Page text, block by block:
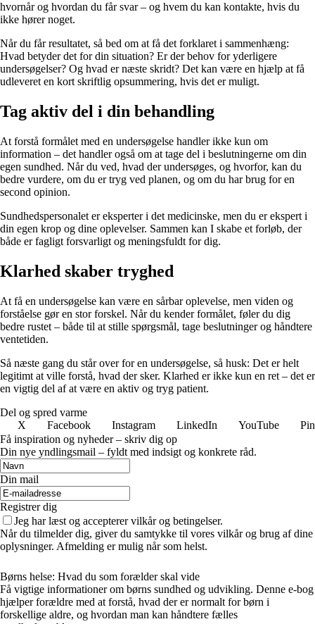
hvornår og hvordan du får svar – og hvem du kan kontakte, hvis du
ikke hører noget.
Når du får resultatet, så bed om at få det forklaret i sammenhæng:
Hvad betyder det for din situation? Er der behov for yderligere
undersøgelser? Og hvad er næste skridt? Det kan være en hjælp at få
udleveret en kort skriftlig opsummering, hvis det er muligt.
Tag aktiv del i din behandling
At forstå formålet med en undersøgelse handler ikke kun om
information – det handler også om at tage del i beslutningerne om din
egen sundhed. Når du ved, hvad der undersøges, og hvorfor, kan du
bedre vurdere, om du er tryg ved planen, og om du har brug for en
second opinion.
Sundhedspersonalet er eksperter i det medicinske, men du er ekspert i
din egen krop og dine oplevelser. Sammen kan I skabe et forløb, der
både er fagligt forsvarligt og meningsfuldt for dig.
Klarhed skaber tryghed
At få en undersøgelse kan være en sårbar oplevelse, men viden og
forståelse gør en stor forskel. Når du kender formålet, føler du dig
bedre rustet – både til at stille spørgsmål, tage beslutninger og håndtere
ventetiden.
Så næste gang du står over for en undersøgelse, så husk: Det er helt
legitimt at ville forstå, hvad der sker. Klarhed er ikke kun en ret – det er
en vigtig del af at være en aktiv og tryg patient.
Del og spred varme
X
Facebook Instagram LinkedIn YouTube
Få inspiration og nyheder – skriv dig op
Din nye yndlingsmail – fyldt med indsigt og konkrete råd.
Din mail
Registrer dig
Jeg har læst og accepterer vilkår og betingelser.
Når du tilmelder dig, giver du samtykke til vores vilkår og brug af dine
oplysninger. Afmelding er mulig når som helst.
Børns helse: Hvad du som forælder skal vide
Få vigtige informationer om børns sundhed og udvikling. Denne e-bog
hjælper forældre med at forstå, hvad der er normalt for børn i
forskellige aldre, og hvordan man kan håndtere fælles